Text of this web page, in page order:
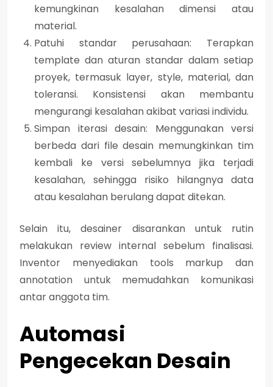
kemungkinan kesalahan dimensi atau
material.
Patuhi standar perusahaan: Terapkan
template dan aturan standar dalam setiap
proyek, termasuk layer, style, material, dan
toleransi. Konsistensi akan membantu
mengurangi kesalahan akibat variasi individu.
Simpan iterasi desain: Menggunakan versi
berbeda dari file desain memungkinkan tim
kembali ke versi sebelumnya jika terjadi
kesalahan, sehingga risiko hilangnya data
atau kesalahan berulang dapat ditekan.
Selain itu, desainer disarankan untuk rutin
melakukan review internal sebelum finalisasi.
Inventor menyediakan tools markup dan
annotation untuk memudahkan komunikasi
antar anggota tim.
Automasi
Pengecekan Desain